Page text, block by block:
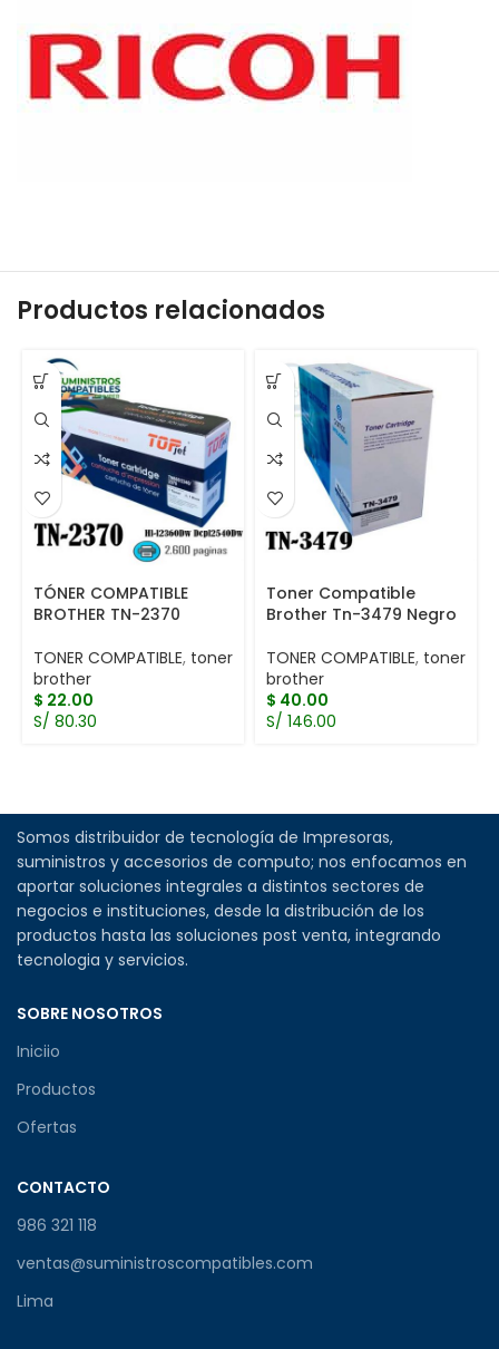
Productos relacionados
TÓNER COMPATIBLE
BROTHER TN-2370
TONER COMPATIBLE, toner
brother
$ 22.00
S/ 80.30
Toner Compatible
Brother Tn-3479 Negro
TONER COMPATIBLE, toner
brother
$ 40.00
S/ 146.00
Somos distribuidor de tecnología de Impresoras,
suministros y accesorios de computo; nos enfocamos en
aportar soluciones integrales a distintos sectores de
negocios e instituciones, desde la distribución de los
productos hasta las soluciones post venta, integrando
tecnologia y servicios.
SOBRE NOSOTROS
Iniciio
Productos
Ofertas
CONTACTO
986 321 118
ventas@suministroscompatibles.com
Lima